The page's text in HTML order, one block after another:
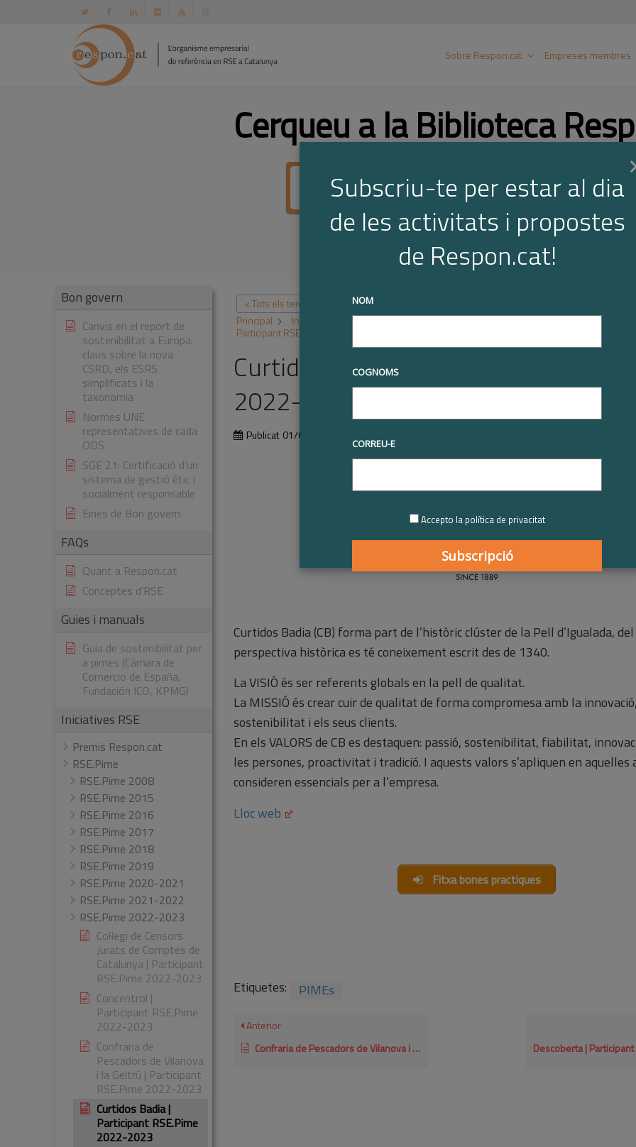
Sobre Respon.cat Empreses membres
Cerqueu a la Biblioteca
Bon govern
Canvis en el report de
sostenibilitat a Europa:
claus sobre la nova
CSRD, els ESRS
simplificats i la
taxonomia
Normes UNE
representatives de cada
ODS
SGE 21: Certificació d’un
sistema de gestió ètic i
socialment responsable
Eines de Bon govern
FAQs
Quant a Respon.cat
Conceptes d’RSE
Guies i manuals
Guia de sostenibilitat per
a pimes (Cámara de
Comercio de España,
Fundación ICO, KPMG)
Iniciatives RSE
Premis Respon.cat
RSE.Pime
RSE.Pime 2008
RSE.Pime 2015
RSE.Pime 2016
RSE.Pime 2017
RSE.Pime 2018
RSE.Pime 2019
RSE.Pime 2020-2021
RSE.Pime 2021-2022
RSE.Pime 2022-2023
Col·legi de Censors
Jurats de Comptes de
Catalunya | Participant
RSE.Pime 2022-2023
Concentrol |
Participant RSE.Pime
2022-2023
Confraria de
Pescadors de Vilanova
i la Geltrú | Participant
RSE.Pime 2022-2023
Curtidos Badia |
Participant RSE.Pime
2022-2023
< Tots els temes
Principal
Iniciatives RSE RSE.Pime RSE.Pime 2022-2023 Curtidos Badia |
Participant RSE.Pime 2022-2023
Curtidos Badia | Participant RSE.Pime
2022-2023
Publicat 01/01/2023
Curtidos Badia (CB) forma part de l’històric clúster de la Pell d’Igualada, del
perspectiva històrica es té coneixement escrit des de 1340.
La VISIÓ és ser referents globals en la pell de qualitat.
La MISSIÓ és crear cuir de qualitat de forma compromesa amb la
sostenibilitat i els seus clients.
En els VALORS de CB es destaquen: passió, sostenibilitat, fiabilitat,
les persones, proactivitat i tradició. I aquests valors s’apliquen en aquelles
consideren essencials per a l’empresa.
Lloc web
Fitxa bones practiques
Etiquetes: PIMEs
Anterior
Confraria de Pescadors de Vilanova i la Geltrú | Participant RSE.Pime 2022-2023
Subscriu-te per estar al dia
de les activitats i propostes
de Respon.cat!
NOM
COGNOMS
CORREU-E
Accepto la política de privacitat